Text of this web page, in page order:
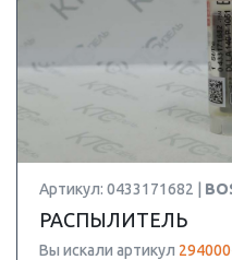
Артикул: 0433171682 |
РАСПЫЛИТЕЛЬ
Вы искали артикул